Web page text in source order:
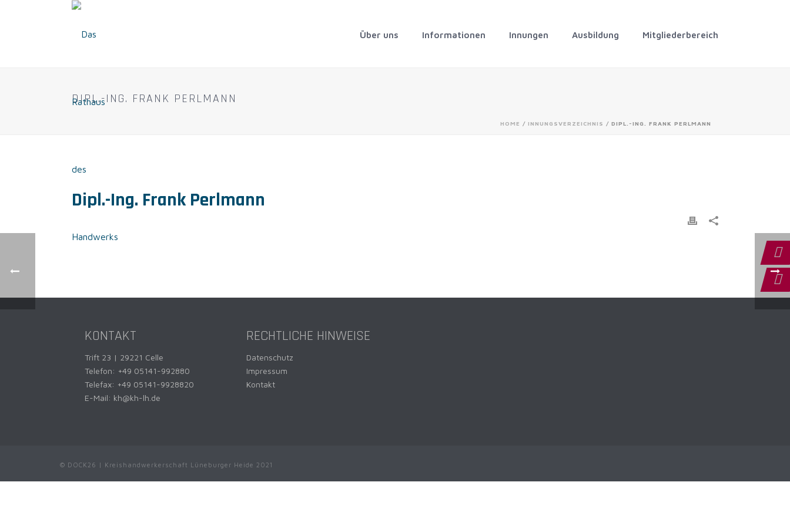
Über uns Informationen Innungen Ausbildung Mitgliederbereich
DIPL.-ING. FRANK PERLMANN
HOME / INNUNGSVERZEICHNIS / DIPL.-ING. FRANK PERLMANN
Dipl.-Ing. Frank Perlmann
KONTAKT
Trift 23 | 29221 Celle
Telefon: +49 05141-992880
Telefax: +49 05141-9928820
E-Mail: kh@kh-lh.de
RECHTLICHE HINWEISE
Datenschutz
Impressum
Kontakt
© DOCK26 | Kreishandwerkerschaft Lüneburger Heide 2021